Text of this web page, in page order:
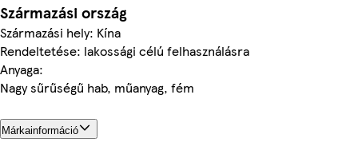
Származási ország
Származási hely: Kína
Rendeltetése: lakossági célú felhasználásra
Anyaga:
Nagy sűrűségű hab, műanyag, fém
Márkainformáció